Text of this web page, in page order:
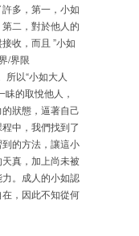
許多，第一，小如
二，對於他人的
收，而且 ”小如
/界限
以“小如大人
眛的取悅他人，
狀態，逼著自己
中，我們找到了
的方法，讓這小
真，加上尚未被
。成人的小如認
，因此不知從何